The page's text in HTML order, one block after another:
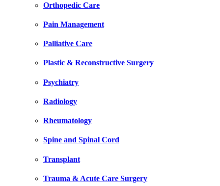
Orthopedic Care
Pain Management
Palliative Care
Plastic & Reconstructive Surgery
Psychiatry
Radiology
Rheumatology
Spine and Spinal Cord
Transplant
Trauma & Acute Care Surgery